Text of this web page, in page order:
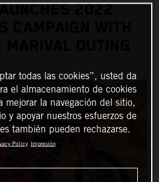
2022
CAMPAIGN WITH
OUTING
todas las cookies”, usted da
el almacenamiento de cookies
mejorar la navegación del sitio,
y apoyar nuestros esfuerzos de
también pueden rechazarse.
Policy Impresión